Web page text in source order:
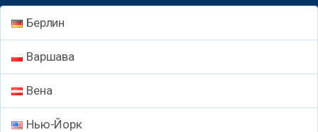
Берлин
Варшава
Вена
Нью-Йорк